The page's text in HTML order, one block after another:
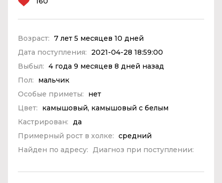
Возраст: 7 лет 5 месяцев 10 дней
Дата поступления:
2021-04-28 18:59:00
Выбыл: 4 года 9 месяцев 8 дней назад
Пол:
мальчик
Особые приметы:
нет
Цвет:
камышовый, камышовый с белым
Кастрирован: да
Примерный рост в холке: средний
Найден по адресу: Диагноз при поступлении: